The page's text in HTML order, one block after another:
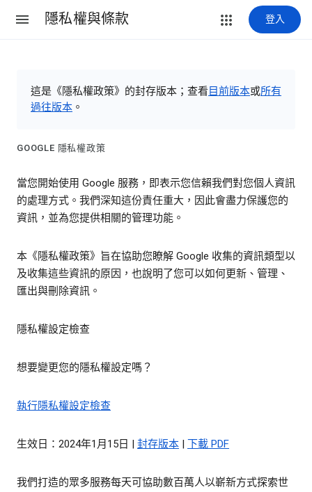
隱私權與條款 登入
這是《隱私權政策》的封存版本；查看 目前版本或所有
過往版本 。
GOOGLE 隱私權政策
當您開始使用 Google 服務，即表示您信賴我們對您個人資訊
的處理方式。我們深知這份責任重大，因此會盡力保護您的
資訊，並為您提供相關的管理功能。
本《隱私權政策》旨在協助您瞭解 Google 收集的資訊類型以
及收集這些資訊的原因，也說明了您可以如何更新、管理、
匯出與刪除資訊。
隱私權設定檢查
想要變更您的隱私權設定嗎？
執行隱私權設定檢查
生效日：2024年1月15日 | 封存版本 | 下載 PDF
我們打造的眾多服務每天可協助數百萬人以嶄新方式探索世